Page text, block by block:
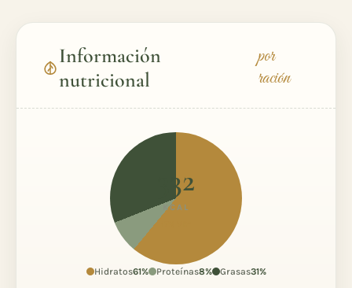
Información
nutricional
por
ración
332
KCAL
Hidratos61% Proteínas8% Grasas31%